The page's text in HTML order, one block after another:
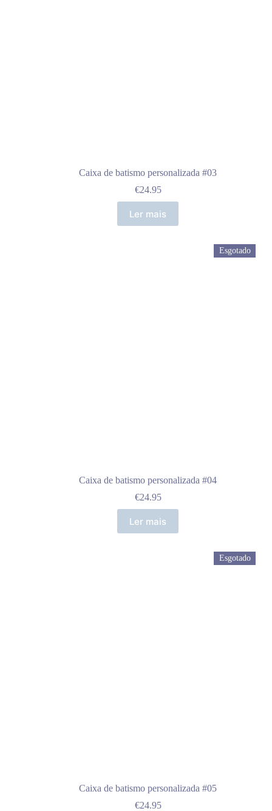
Caixa de batismo personalizada #03
€24.95
Ler mais
Esgotado
Caixa de batismo personalizada #04
€24.95
Ler mais
Esgotado
Caixa de batismo personalizada #05
€24.95